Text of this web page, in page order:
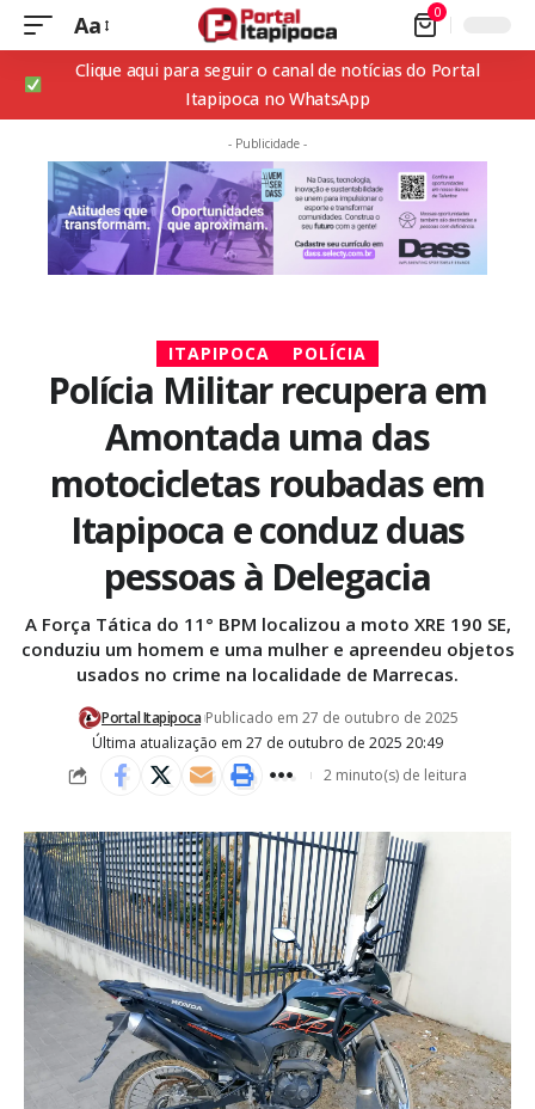
Aa 0
Clique aqui para seguir o canal de notícias do Portal
Itapipoca no WhatsApp
- Publicidade -
ITAPIPOCA POLÍCIA
Polícia Militar recupera em
Amontada uma das
motocicletas roubadas em
Itapipoca e conduz duas
pessoas à Delegacia
A Força Tática do 11° BPM localizou a moto XRE 190 SE,
conduziu um homem e uma mulher e apreendeu objetos
usados no crime na localidade de Marrecas.
Última atualização em 27 de outubro de 2025 20:49
Portal Itapipoca Publicado em 27 de outubro de 2025
2 minuto(s) de leitura